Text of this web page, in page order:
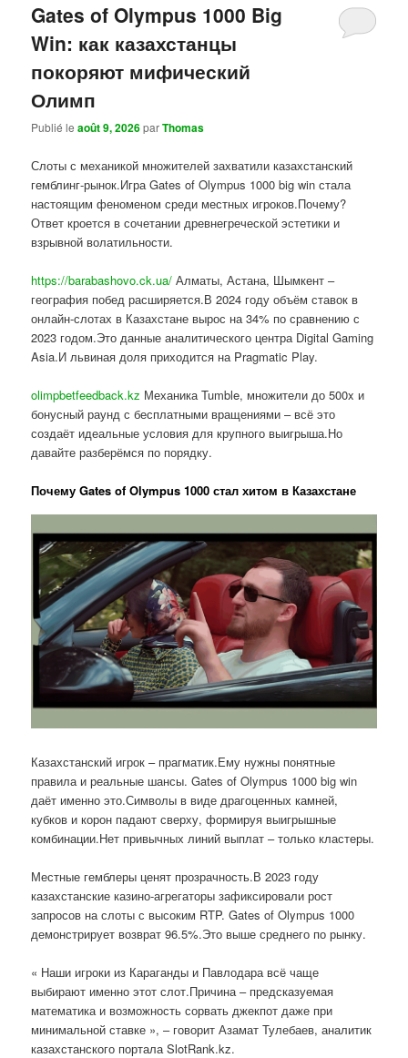
Gates of Olympus 1000 Big
Win: как казахстанцы
покоряют мифический
Олимп
Publié leaoût 9, 2026parThomas
Слоты с механикой множителей захватили казахстанский
гемблинг-рынок.Игра Gates of Olympus 1000 big win стала
настоящим феноменом среди местных игроков.Почему?
Ответ кроется в сочетании древнегреческой эстетики и
взрывной волатильности.
https://barabashovo.ck.ua/ Алматы, Астана, Шымкент –
география побед расширяется.В 2024 году объём ставок в
онлайн-слотах в Казахстане вырос на 34% по сравнению с
2023 годом.Это данные аналитического центра Digital Gaming
Asia.И львиная доля приходится на Pragmatic Play.
olimpbetfeedback.kz Механика Tumble, множители до 500x и
бонусный раунд с бесплатными вращениями – всё это
создаёт идеальные условия для крупного выигрыша.Но
давайте разберёмся по порядку.
Почему Gates of Olympus 1000 стал хитом в Казахстане
Казахстанский игрок – прагматик.Ему нужны понятные
правила и реальные шансы. Gates of Olympus 1000 big win
даёт именно это.Символы в виде драгоценных камней,
кубков и корон падают сверху, формируя выигрышные
комбинации.Нет привычных линий выплат – только кластеры.
Местные гемблеры ценят прозрачность.В 2023 году
казахстанские казино-агрегаторы зафиксировали рост
запросов на слоты с высоким RTP. Gates of Olympus 1000
демонстрирует возврат 96.5%.Это выше среднего по рынку.
« Наши игроки из Караганды и Павлодара всё чаще
выбирают именно этот слот.Причина – предсказуемая
математика и возможность сорвать джекпот даже при
минимальной ставке », – говорит Азамат Тулебаев, аналитик
казахстанского портала SlotRank.kz.